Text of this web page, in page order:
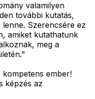
valamilyen
további kutatás,
Szerencsére ez
amiket kutathatunk
meg a
ember!
képzés az